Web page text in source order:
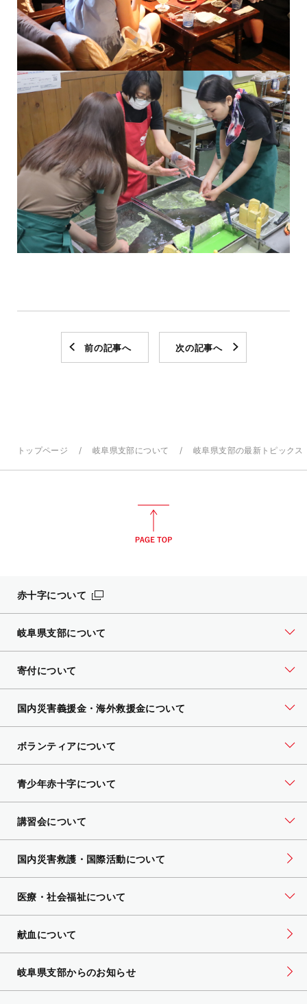
前の記事へ 次の記事へ
トップページ 岐阜県支部について 岐阜県支部の最新トピックス
赤十字について
岐阜県支部について
寄付について
国内災害義援金・海外救援金について
ボランティアについて
青少年赤十字について
講習会について
国内災害救護・国際活動について
医療・社会福祉について
献血について
岐阜県支部からのお知らせ